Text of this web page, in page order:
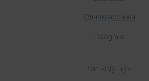
Одноклассники
Telegram
Чат «Ціў-ціў»